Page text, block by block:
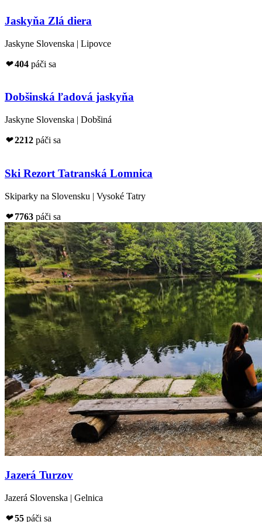
Jaskyňa Zlá diera
Jaskyne Slovenska | Lipovce
❤ 404 páči sa
Dobšinská ľadová jaskyňa
Jaskyne Slovenska | Dobšiná
❤ 2212 páči sa
Ski Rezort Tatranská Lomnica
Skiparky na Slovensku | Vysoké Tatry
❤ 7763 páči sa
Jazerá Turzov
Jazerá Slovenska | Gelnica
❤ 55 páči sa